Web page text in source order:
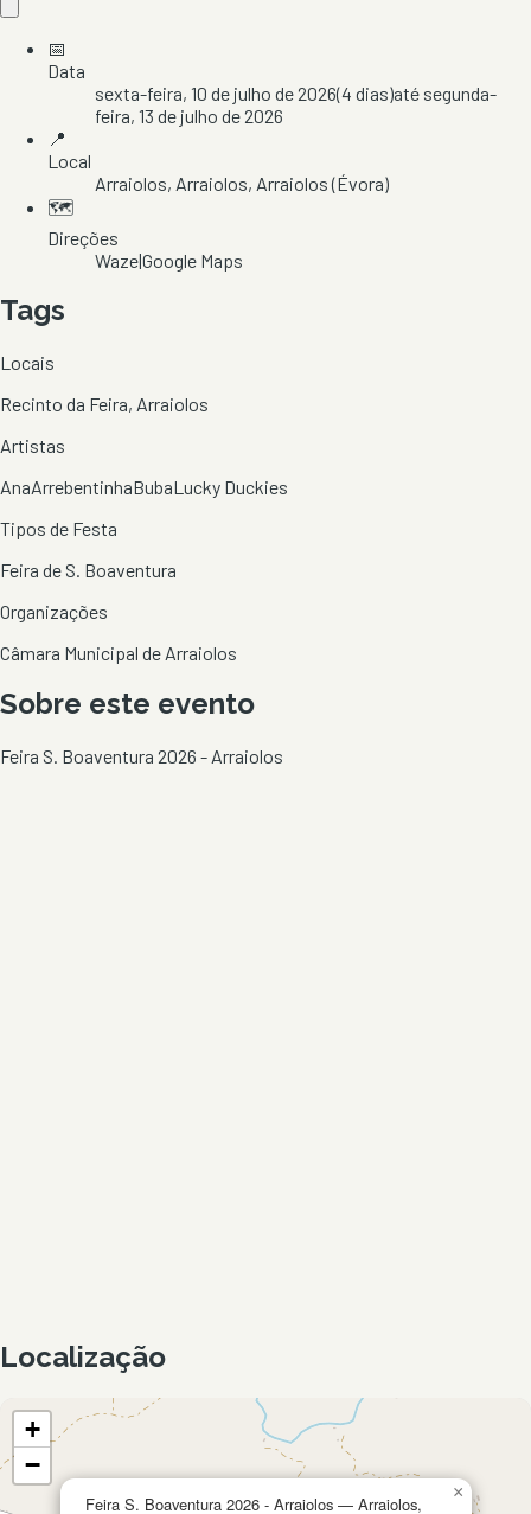
📅
Data
sexta-feira, 10 de julho de 2026(4 dias)até segunda-
feira, 13 de julho de 2026
📍
Local
Arraiolos, Arraiolos, Arraiolos(Évora)
🗺️
Direções
Waze|Google Maps
Tags
Locais
Recinto da Feira, Arraiolos
Artistas
AnaArrebentinhaBubaLucky Duckies
Tipos de Festa
Feira de S. Boaventura
Organizações
Câmara Municipal de Arraiolos
Sobre este evento
Feira S. Boaventura 2026 - Arraiolos
Localização
Feira S. Boaventura 2026 - Arraiolos — Arraiolos,
×
+
−